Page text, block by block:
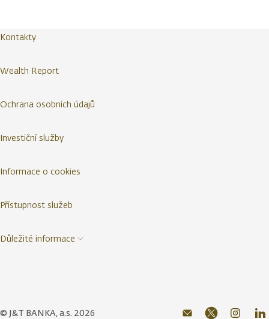
© J&T BANKA, a.s. 2026
Kontakty
Wealth Report
Ochrana osobních údajů
Investiční služby
Informace o cookies
Přístupnost služeb
Důležité informace